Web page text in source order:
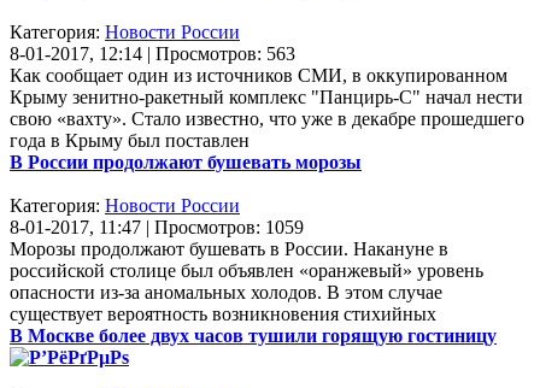
Категория: Новости России
8-01-2017, 12:14 | Просмотров: 563
Как сообщает один из источников СМИ, в оккупированном
Крыму зенитно-ракетный комплекс "Панцирь-С" начал нести
свою «вахту». Стало известно, что уже в декабре прошедшего
года в Крыму был поставлен
В России продолжают бушевать морозы
Категория: Новости России
8-01-2017, 11:47 | Просмотров: 1059
Морозы продолжают бушевать в России. Накануне в
российской столице был объявлен «оранжевый» уровень
опасности из-за аномальных холодов. В этом случае
существует вероятность возникновения стихийных
В Москве более двух часов тушили горящую гостиницу